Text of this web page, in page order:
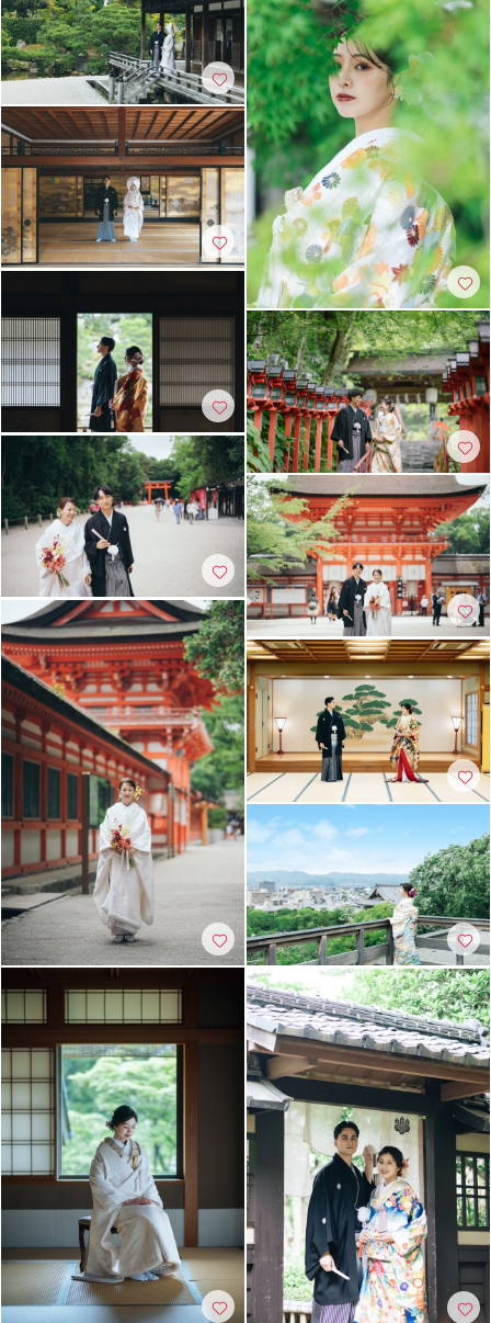
豊富な白無垢 豊富な色打掛・着物
結婚式当日の撮影 家族・友人と撮影
挙式フォト
スタジオでの撮影
人気スポットでの撮影
神社・寺院での撮影
歴史的建造物での撮影